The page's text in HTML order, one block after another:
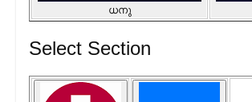
ധനു
Select Section